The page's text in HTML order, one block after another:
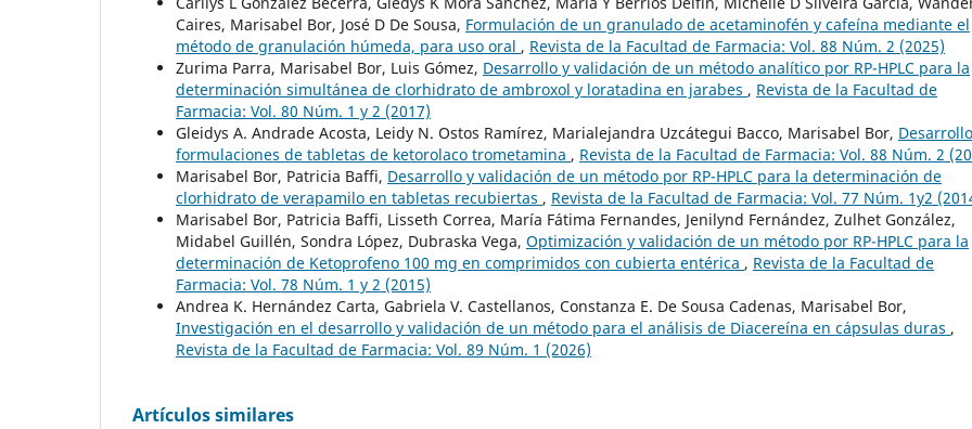
Caires, Marisabel Bor, José D De Sousa, Formulación de un granulado de acetaminofén y cafeína mediante el
método de granulación húmeda, para uso oral , Revista de la Facultad de Farmacia: Vol. 88 Núm. 2 (2025)
Zurima Parra, Marisabel Bor, Luis Gómez, Desarrollo y validación de un método analítico por RP-HPLC para la
determinación simultánea de clorhidrato de ambroxol y loratadina en jarabes , Revista de la Facultad de
Farmacia: Vol. 80 Núm. 1 y 2 (2017)
Gleidys A. Andrade Acosta, Leidy N. Ostos Ramírez, Marialejandra Uzcátegui Bacco, Marisabel Bor,
formulaciones de tabletas de ketorolaco trometamina , Revista de la Facultad de Farmacia: Vol. 88 Núm. 2
Marisabel Bor, Patricia Baffi, Desarrollo y validación de un método por RP-HPLC para la determinación de
clorhidrato de verapamilo en tabletas recubiertas , Revista de la Facultad de Farmacia: Vol. 77 Núm. 1y2
Marisabel Bor, Patricia Baffi, Lisseth Correa, María Fátima Fernandes, Jenilynd Fernández, Zulhet González,
Midabel Guillén, Sondra López, Dubraska Vega, Optimización y validación de un método por RP-HPLC para la
determinación de Ketoprofeno 100 mg en comprimidos con cubierta entérica , Revista de la Facultad de
Farmacia: Vol. 78 Núm. 1 y 2 (2015)
Andrea K. Hernández Carta, Gabriela V. Castellanos, Constanza E. De Sousa Cadenas, Marisabel Bor,
Investigación en el desarrollo y validación de un método para el análisis de Diacereína en cápsulas duras ,
Revista de la Facultad de Farmacia: Vol. 89 Núm. 1 (2026)
Artículos similares